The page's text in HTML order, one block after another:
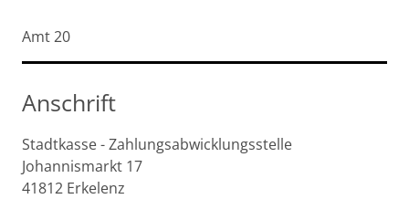
Kurzbezeichnung
Amt 20
Anschrift
Stadtkasse - Zahlungsabwicklungsstelle
Johannismarkt 17
41812 Erkelenz